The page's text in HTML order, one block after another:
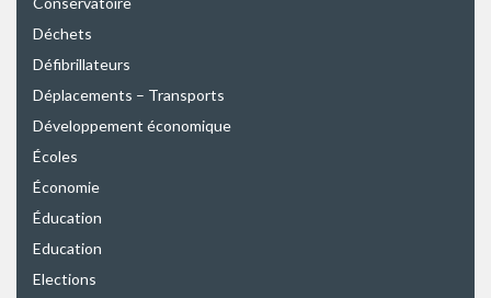
Déchets
Défibrillateurs
Déplacements – Transports
Développement économique
Écoles
Économie
Éducation
Education
Elections